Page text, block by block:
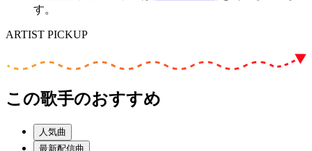
す。
ARTIST PICKUP
この歌手のおすすめ
人気曲
最新配信曲